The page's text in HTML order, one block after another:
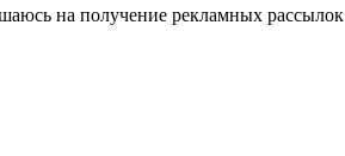
на получение рекламных рассылок